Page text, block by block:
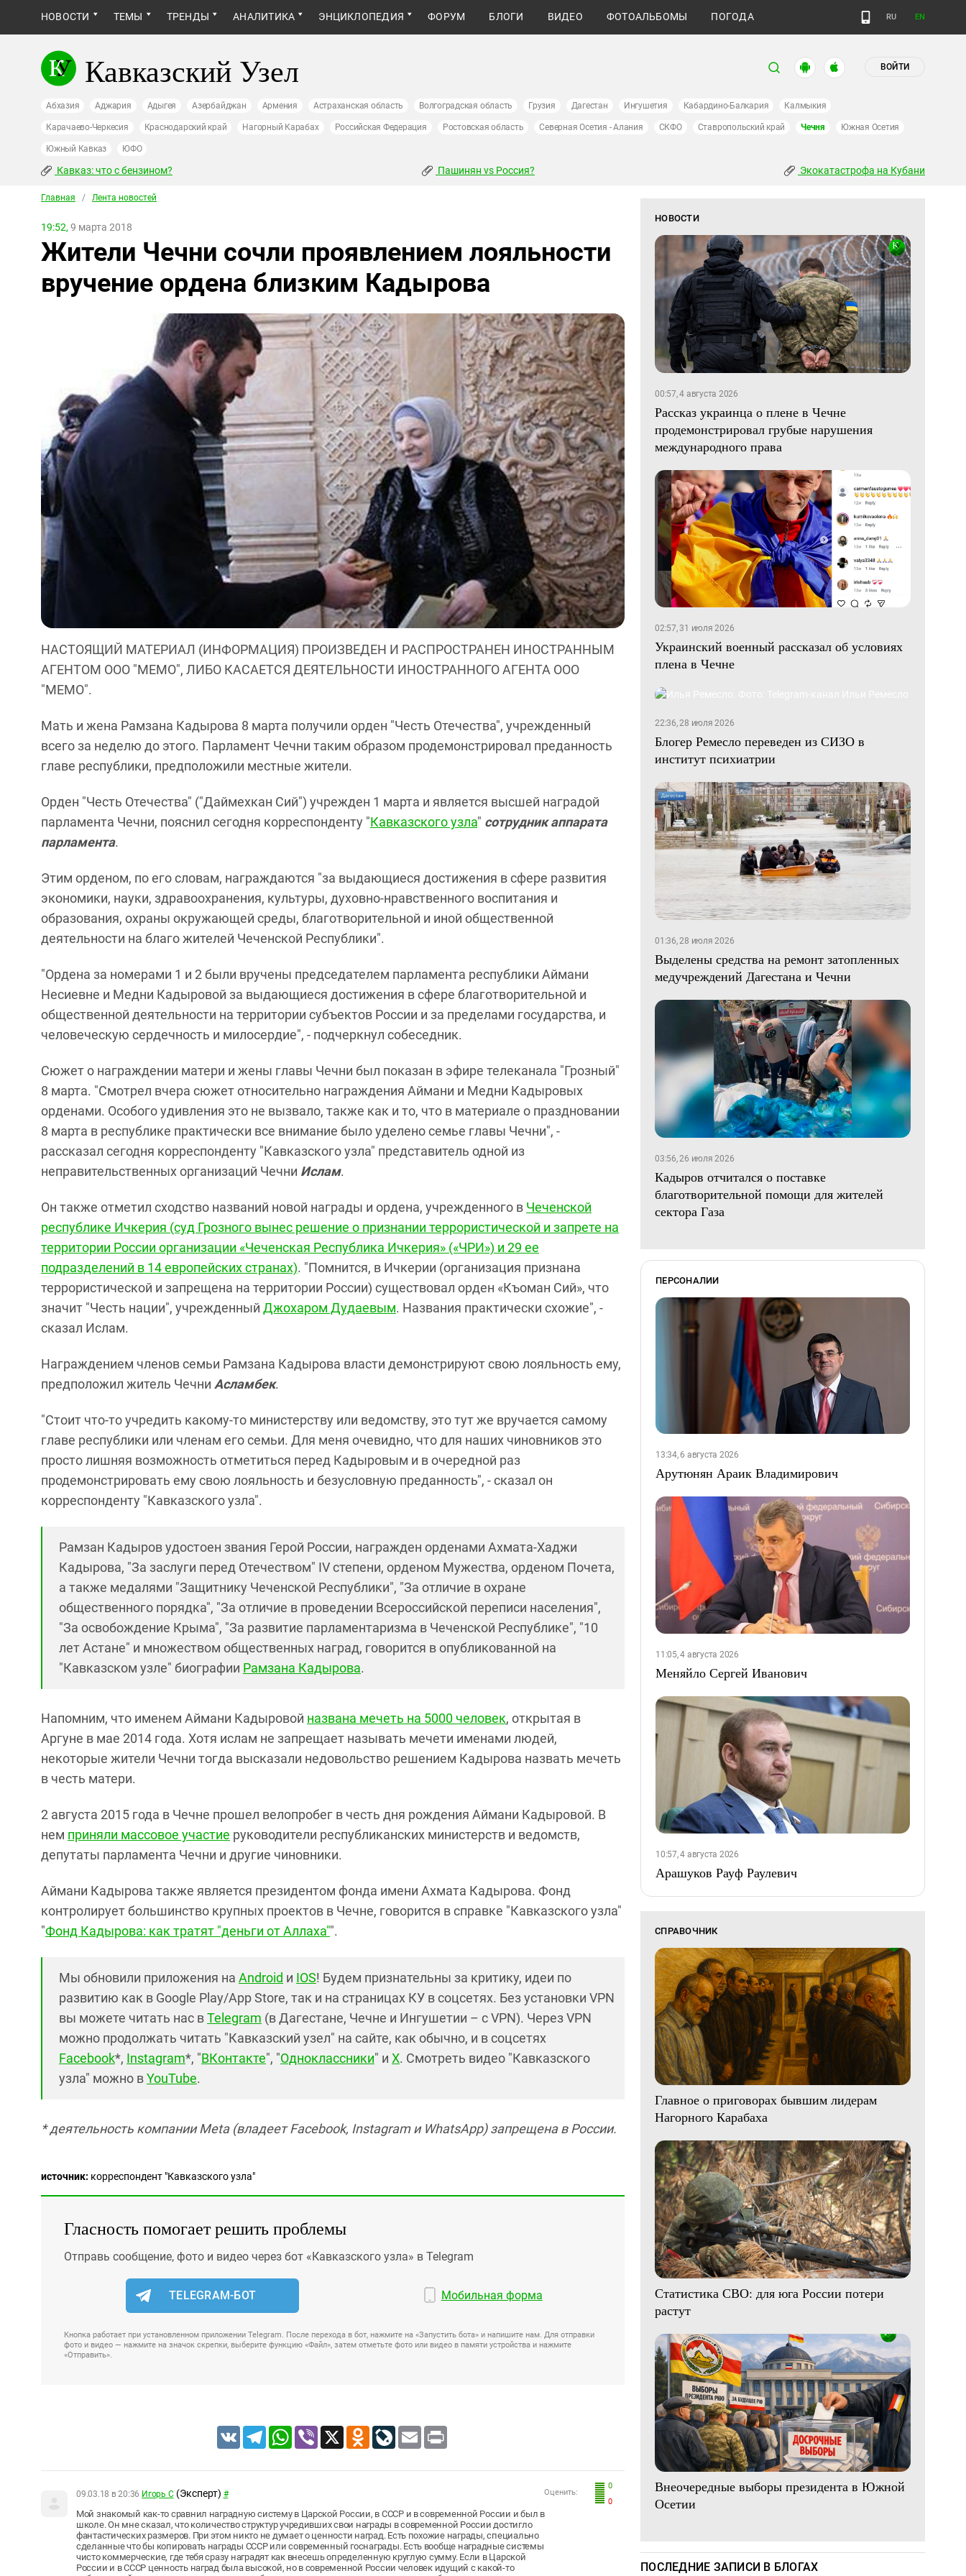
НОВОСТИ ТЕМЫ ТРЕНДЫ АНАЛИТИКА ЭНЦИКЛОПЕДИЯ ФОРУМ БЛОГИ ВИДЕО ФОТОАЛЬБОМЫ ПОГОДА RU EN
Кавказский Узел ВОЙТИ
Абхазия Аджария Адыгея Азербайджан Армения Астраханская область Волгоградская область Грузия Дагестан Ингушетия Кабардино-Балкария Калмыкия
Карачаево-Черкесия Краснодарский край Нагорный Карабах Российская Федерация Ростовская область Северная Осетия - Алания СКФО Ставропольский край Чечня Южная Осетия
Южный Кавказ ЮФО
Кавказ: что с бензином? Пашинян vs Россия? Экокатастрофа на Кубани
Главная / Лента новостей
19:52, 9 марта 2018
Жители Чечни сочли проявлением лояльности
вручение ордена близким Кадырова
НАСТОЯЩИЙ МАТЕРИАЛ (ИНФОРМАЦИЯ) ПРОИЗВЕДЕН И РАСПРОСТРАНЕН ИНОСТРАННЫМ
АГЕНТОМ ООО "МЕМО", ЛИБО КАСАЕТСЯ ДЕЯТЕЛЬНОСТИ ИНОСТРАННОГО АГЕНТА ООО
"МЕМО".
Мать и жена Рамзана Кадырова 8 марта получили орден "Честь Отечества", учрежденный
всего за неделю до этого. Парламент Чечни таким образом продемонстрировал преданность
главе республики, предположили местные жители.
Орден "Честь Отечества" ("Даймехкан Сий") учрежден 1 марта и является высшей наградой
парламента Чечни, пояснил сегодня корреспонденту "Кавказского узла" сотрудник аппарата
парламента.
Этим орденом, по его словам, награждаются "за выдающиеся достижения в сфере развития
экономики, науки, здравоохранения, культуры, духовно-нравственного воспитания и
образования, охраны окружающей среды, благотворительной и иной общественной
деятельности на благо жителей Чеченской Республики".
"Ордена за номерами 1 и 2 были вручены председателем парламента республики Аймани
Несиевне и Медни Кадыровой за выдающиеся достижения в сфере благотворительной и
общественной деятельности на территории субъектов России и за пределами государства, и
человеческую сердечность и милосердие", - подчеркнул собеседник.
Сюжет о награждении матери и жены главы Чечни был показан в эфире телеканала "Грозный"
8 марта. "Смотрел вчера сюжет относительно награждения Аймани и Медни Кадыровых
орденами. Особого удивления это не вызвало, также как и то, что в материале о праздновании
8 марта в республике практически все внимание было уделено семье главы Чечни", -
рассказал сегодня корреспонденту "Кавказского узла" представитель одной из
неправительственных организаций Чечни Ислам.
Он также отметил сходство названий новой награды и ордена, учрежденного в Чеченской
республике Ичкерия (суд Грозного вынес решение о признании террористической и запрете на
территории России организации «Чеченская Республика Ичкерия» («ЧРИ») и 29 ее
подразделений в 14 европейских странах). "Помнится, в Ичкерии (организация признана
террористической и запрещена на территории России) существовал орден «Къоман Сий», что
значит "Честь нации", учрежденный Джохаром Дудаевым. Названия практически схожие", -
сказал Ислам.
Награждением членов семьи Рамзана Кадырова власти демонстрируют свою лояльность ему,
предположил житель Чечни Асламбек.
"Стоит что-то учредить какому-то министерству или ведомству, это тут же вручается самому
главе республики или членам его семьи. Для меня очевидно, что для наших чиновников это
просто лишняя возможность отметиться перед Кадыровым и в очередной раз
продемонстрировать ему свою лояльность и безусловную преданность", - сказал он
корреспонденту "Кавказского узла".
Рамзан Кадыров удостоен звания Герой России, награжден орденами Ахмата-Хаджи
Кадырова, "За заслуги перед Отечеством" IV степени, орденом Мужества, орденом Почета,
а также медалями "Защитнику Чеченской Республики", "За отличие в охране
общественного порядка", "За отличие в проведении Всероссийской переписи населения",
"За освобождение Крыма", "За развитие парламентаризма в Чеченской Республике", "10
лет Астане" и множеством общественных наград, говорится в опубликованной на
"Кавказском узле" биографии Рамзана Кадырова.
Напомним, что именем Аймани Кадыровой названа мечеть на 5000 человек, открытая в
Аргуне в мае 2014 года. Хотя ислам не запрещает называть мечети именами людей,
некоторые жители Чечни тогда высказали недовольство решением Кадырова назвать мечеть
в честь матери.
2 августа 2015 года в Чечне прошел велопробег в честь дня рождения Аймани Кадыровой. В
нем приняли массовое участие руководители республиканских министерств и ведомств,
депутаты парламента Чечни и другие чиновники.
Аймани Кадырова также является президентом фонда имени Ахмата Кадырова. Фонд
контролирует большинство крупных проектов в Чечне, говорится в справке "Кавказского узла"
"Фонд Кадырова: как тратят "деньги от Аллаха"".
Мы обновили приложения на Android и IOS! Будем признательны за критику, идеи по
развитию как в Google Play/App Store, так и на страницах КУ в соцсетях. Без установки VPN
вы можете читать нас вTelegram (в Дагестане, Чечне и Ингушетии – с VPN). Через VPN
можно продолжать читать "Кавказский узел" на сайте, как обычно, и в соцсетях
Facebook*, Instagram*, "ВКонтакте", "Одноклассники" и X. Смотреть видео "Кавказского
узла" можно вYouTube.
* деятельность компании Meta (владеет Facebook, Instagram и WhatsApp) запрещена в России.
источник: корреспондент "Кавказского узла"
Гласность помогает решить проблемы
Отправь сообщение, фото и видео через бот «Кавказского узла» в Telegram
TELEGRAM-БОТ Мобильная форма
Кнопка работает при установленном приложении Telegram. После перехода в бот, нажмите на «Запустить бота» и напишите нам. Для отправки
фото и видео — нажмите на значок скрепки, выберите функцию «Файл», затем отметьте фото или видео в памяти устройства и нажмите
«Отправить».
VK TelegramWhatsApp
Viber X Odnoklassniki
LiveJournal
Email
0
0
Оценить:
09.03.18 в 20:36 Игорь С (Эксперт) #
Мой знакомый как-то сравнил наградную систему в Царской России, в СССР и в современной России и был в
школе. Он мне сказал, что количество структур учредивших свои награды в современной России достигло
фантастических размеров. При этом никто не думает о ценности наград. Есть похожие награды, специально
сделанные что бы копировать награды СССР или современный госнаграды. Есть вообще наградные системы
чисто коммерческие, где тебя сразу наградят как внесешь определенную круглую сумму. Если в Царской
России и в СССР ценность наград была высокой, но в современной России человек идущий с какой-то
НОВОСТИ
00:57, 4 августа 2026
Рассказ украинца о плене в Чечне
продемонстрировал грубые нарушения
международного права
02:57, 31 июля 2026
Украинский военный рассказал об условиях
плена в Чечне
22:36, 28 июля 2026
Блогер Ремесло переведен из СИЗО в
институт психиатрии
01:36, 28 июля 2026
Выделены средства на ремонт затопленных
медучреждений Дагестана и Чечни
03:56, 26 июля 2026
Кадыров отчитался о поставке
благотворительной помощи для жителей
сектора Газа
ПЕРСОНАЛИИ
13:34, 6 августа 2026
Арутюнян Араик Владимирович
11:05, 4 августа 2026
Меняйло Сергей Иванович
10:57, 4 августа 2026
Арашуков Рауф Раулевич
СПРАВОЧНИК
Главное о приговорах бывшим лидерам
Нагорного Карабаха
Статистика СВО: для юга России потери
растут
Внеочередные выборы президента в Южной
Осетии
ПОСЛЕДНИЕ ЗАПИСИ В БЛОГАХ